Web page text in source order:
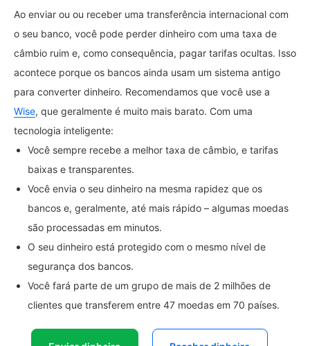
Ao enviar ou ou receber uma transferência internacional com
o seu banco, você pode perder dinheiro com uma taxa de
câmbio ruim e, como consequência, pagar tarifas ocultas. Isso
acontece porque os bancos ainda usam um sistema antigo
para converter dinheiro. Recomendamos que você use a
Wise, que geralmente é muito mais barato. Com uma
tecnologia inteligente:
Você sempre recebe a melhor taxa de câmbio, e tarifas
baixas e transparentes.
Você envia o seu dinheiro na mesma rapidez que os
bancos e, geralmente, até mais rápido – algumas moedas
são processadas em minutos.
O seu dinheiro está protegido com o mesmo nível de
segurança dos bancos.
Você fará parte de um grupo de mais de 2 milhões de
clientes que transferem entre 47 moedas em 70 países.